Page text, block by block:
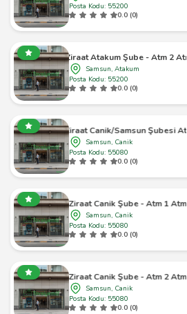
Posta Kodu: 55200
0.0 (0)
Ziraat Atakum Şube - Atm 2 Atm
Samsun, Atakum
Posta Kodu: 55200
0.0 (0)
Ziraat Canik/Samsun Şubesi Atm
Samsun, Canik
Posta Kodu: 55080
0.0 (0)
Ziraat Canik Şube - Atm 1 Atm
Samsun, Canik
Posta Kodu: 55080
0.0 (0)
Ziraat Canik Şube - Atm 2 Atm
Samsun, Canik
Posta Kodu: 55080
0.0 (0)